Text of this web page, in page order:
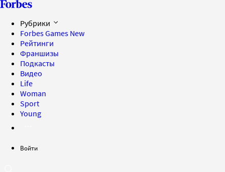
Рубрики
Forbes Games New
Рейтинги
Франшизы
Подкасты
Видео
Life
Woman
Sport
Young
Войти